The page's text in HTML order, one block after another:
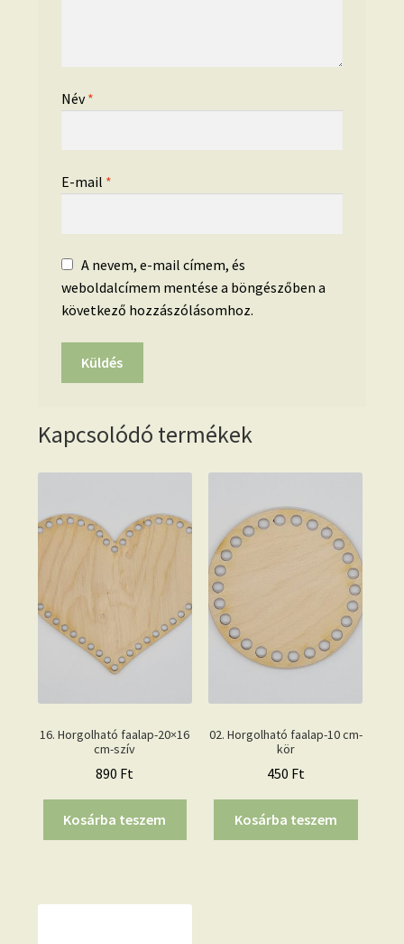
Név*
E-mail *
A nevem, e-mail címem, és
weboldalcímem mentése a böngészőben a
következő hozzászólásomhoz.
Kapcsolódó termékek
16. Horgolható faalap-20×16
cm-szív
890 Ft
Kosárba teszem
02. Horgolható faalap-10 cm-
kör
450 Ft
Kosárba teszem